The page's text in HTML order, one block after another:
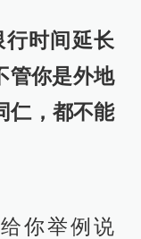
行时间延长
管你是外地
仁，都不能
你举例说